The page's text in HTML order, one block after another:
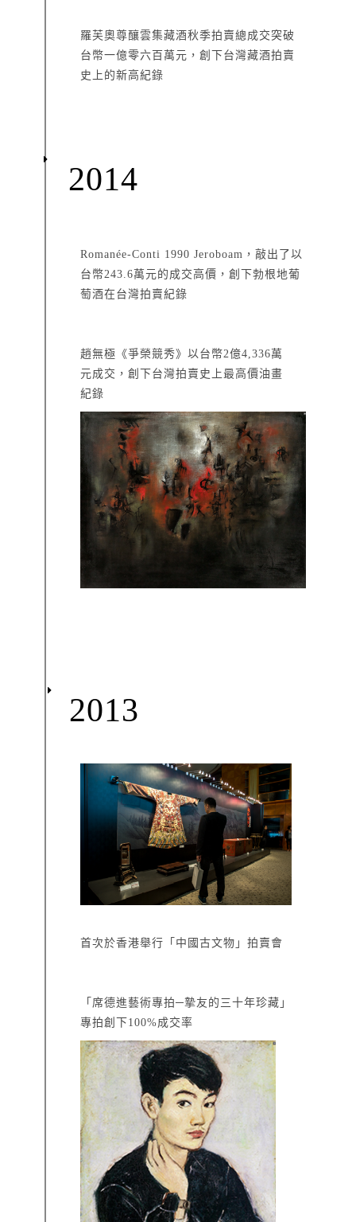
羅芙奧尊釀雲集藏酒秋季拍賣總成交突破
台幣一億零六百萬元，創下台灣藏酒拍賣
史上的新高紀錄
2014
Romanée-Conti 1990 Jeroboam，敲出了以
台幣243.6萬元的成交高價，創下勃根地葡
萄酒在台灣拍賣紀錄
趙無極《爭榮競秀》以台幣2億4,336萬
元成交，創下台灣拍賣史上最高價油畫
紀錄
2013
首次於香港舉行「中國古文物」拍賣會
「席德進藝術專拍─摯友的三十年珍藏」
專拍創下100%成交率